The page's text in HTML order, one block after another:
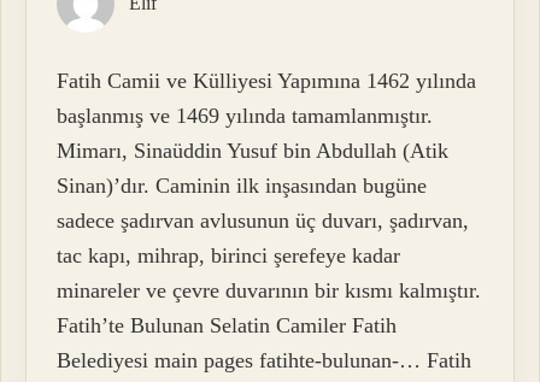
Fatih Camii ve Külliyesi Yapımına 1462 yılında
başlanmış ve 1469 yılında tamamlanmıştır.
Mimarı, Sinaüddin Yusuf bin Abdullah (Atik
Sinan)’dır. Caminin ilk inşasından bugüne
sadece şadırvan avlusunun üç duvarı, şadırvan,
tac kapı, mihrap, birinci şerefeye kadar
minareler ve çevre duvarının bir kısmı kalmıştır.
Fatih’te Bulunan Selatin Camiler Fatih
Belediyesi main pages fatihte-bulunan-… Fatih